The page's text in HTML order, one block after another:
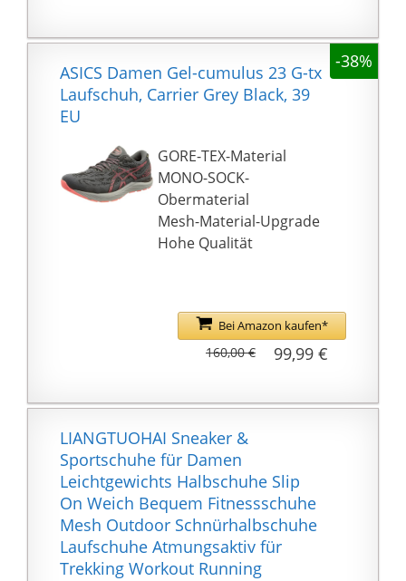
-38%
ASICS Damen Gel-cumulus 23 G-tx
Laufschuh, Carrier Grey Black, 39
EU
GORE-TEX-Material
MONO-SOCK-
Obermaterial
Mesh-Material-Upgrade
Hohe Qualität
Bei Amazon kaufen*
99,99 €
160,00 €
LIANGTUOHAI Sneaker &
Sportschuhe für Damen
Leichtgewichts Halbschuhe Slip
On Weich Bequem Fitnessschuhe
Mesh Outdoor Schnürhalbschuhe
Laufschuhe Atmungsaktiv für
Trekking Workout Running